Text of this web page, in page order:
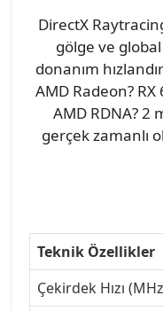
DirectX
gölge ve
donanım
AMD Radeon?
AMD RDNA? 2
gerçek zamanlı
Teknik Özellikler
Çekirdek Hızı